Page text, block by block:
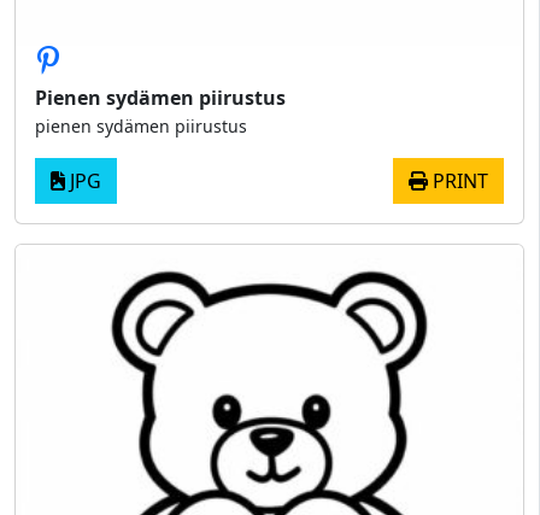
Pienen sydämen piirustus
pienen sydämen piirustus
JPG PRINT